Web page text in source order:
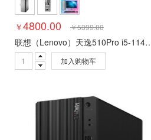
￥4800.00 ￥5399.00
联想（Lenovo）天逸510Pro i5-
加入购物车